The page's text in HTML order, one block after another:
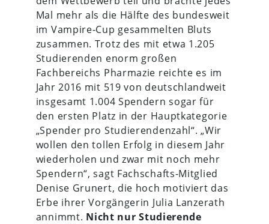
Mal mehr als die Hälfte des bundesweit
im Vampire-Cup gesammelten Bluts
zusammen. Trotz des mit etwa 1.205
Studierenden enorm großen
Fachbereichs Pharmazie reichte es im
Jahr 2016 mit 519 von deutschlandweit
insgesamt 1.004 Spendern sogar für
den ersten Platz in der Hauptkategorie
„Spender pro Studierendenzahl“. „Wir
wollen den tollen Erfolg in diesem Jahr
wiederholen und zwar mit noch mehr
Spendern“, sagt Fachschafts-Mitglied
Denise Grunert, die hoch motiviert das
Erbe ihrer Vorgängerin Julia Lanzerath
annimmt. Nicht nur Studierende